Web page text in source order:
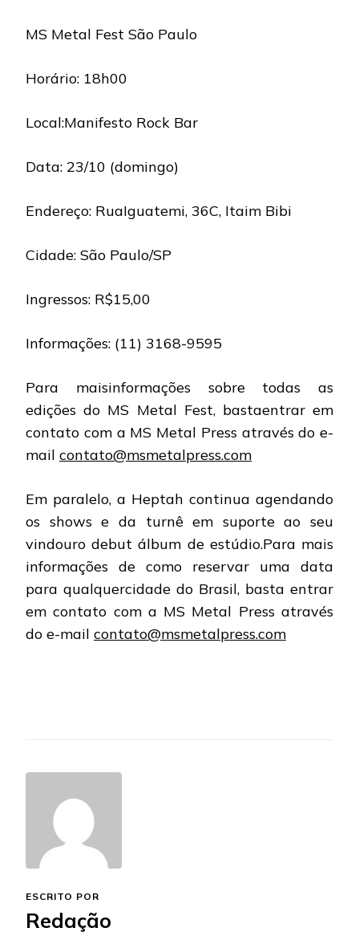
MS Metal Fest São Paulo
Horário: 18h00
Local:Manifesto Rock Bar
Data: 23/10 (domingo)
Endereço: RuaIguatemi, 36C, Itaim Bibi
Cidade: São Paulo/SP
Ingressos: R$15,00
Informações: (11) 3168-9595
Para maisinformações sobre todas as
edições do MS Metal Fest, bastaentrar em
contato com a MS Metal Press através do e-
mail contato@msmetalpress.com
Em paralelo, a Heptah continua agendando
os shows e da turnê em suporte ao seu
vindouro debut álbum de estúdio.Para mais
informações de como reservar uma data
para qualquercidade do Brasil, basta entrar
em contato com a MS Metal Press através
do e-mail contato@msmetalpress.com
ESCRITO POR
Redação